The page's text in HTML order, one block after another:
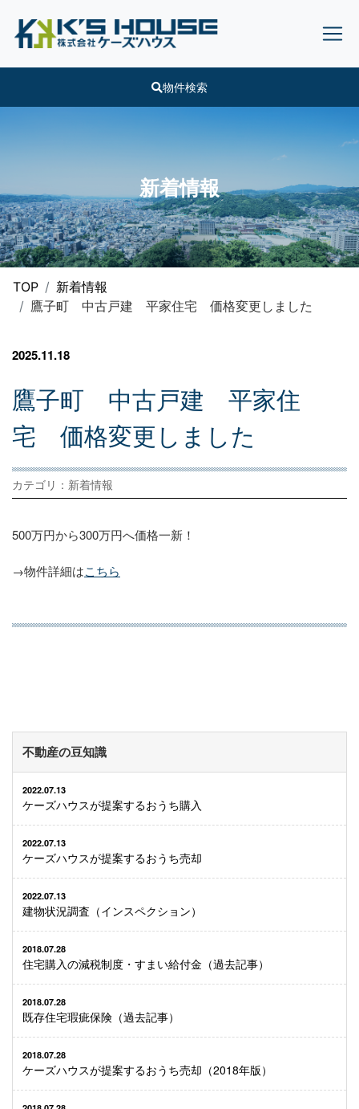
物件検索
新着情報
TOP
新着情報
鷹子町 中古戸建 平家住宅 価格変更しました
2025.11.18
鷹子町 中古戸建 平家住
宅
価格変更し ま した
カテゴリ：新着情報
500万円から300万円へ価格一新！
→物件詳細はこちら
不動産の豆知識
2022.07.13
ケーズハウスが提案するおうち購入
2022.07.13
ケーズハウスが提案するおうち売却
2022.07.13
建物状況調査（インスペクション）
2018.07.28
住宅購入の減税制度・すまい給付金（過去記事）
2018.07.28
既存住宅瑕疵保険（過去記事）
2018.07.28
ケーズハウスが提案するおうち売却（2018年版）